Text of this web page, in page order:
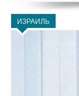
ИЗРАИЛЬ